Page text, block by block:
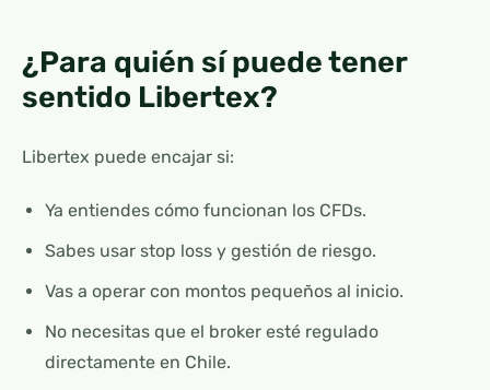
¿Para quién sí puede tener
sentido Libertex?
Libertex puede encajar si:
Ya entiendes cómo funcionan los CFDs.
Sabes usar stop loss y gestión de riesgo.
Vas a operar con montos pequeños al inicio.
No necesitas que el broker esté regulado
directamente en Chile.